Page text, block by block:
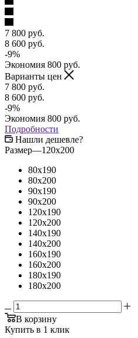
7 800 руб.
8 600 руб.
-9%
Экономия 800 руб.
Варианты цен
7 800 руб.
8 600 руб.
-9%
Экономия 800 руб.
Подробности
Нашли дешевле?
Размер—120x200
80x190
80x200
90x190
90x200
120x190
120x200
140x190
140x200
160x190
160x200
180x190
180x200
В корзину
Купить в 1 клик